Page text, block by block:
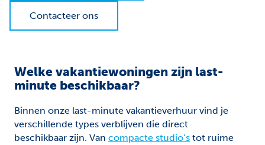
Contacteer ons
Welke vakantiewoningen zijn last-
minute beschikbaar?
Binnen onze last-minute vakantieverhuur vind je
verschillende types verblijven die direct
beschikbaar zijn. Van compacte studio’s tot ruime